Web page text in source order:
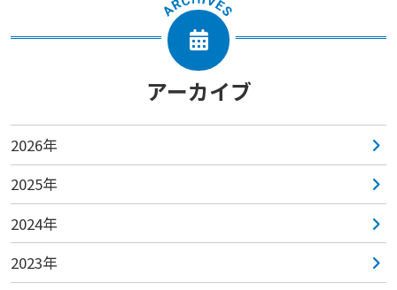
アーカイブ
2026年
2025年
2024年
2023年